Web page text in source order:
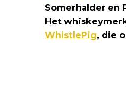
Somerhalder en
Het
WhistlePig, die